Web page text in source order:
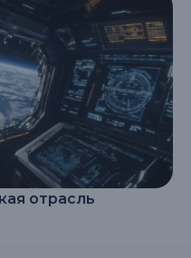
отрасль